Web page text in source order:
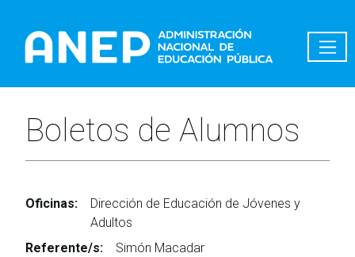
Boletos de Alumnos
Oficinas:
Dirección de Educación de Jóvenes y
Adultos
Referente/s:
Simón Macadar